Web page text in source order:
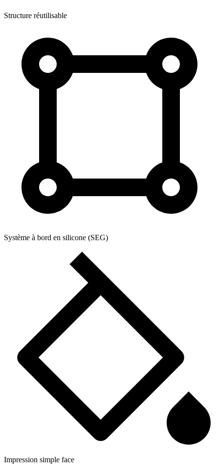
Structure réutilisable
Système à bord en silicone (SEG)
Impression simple face